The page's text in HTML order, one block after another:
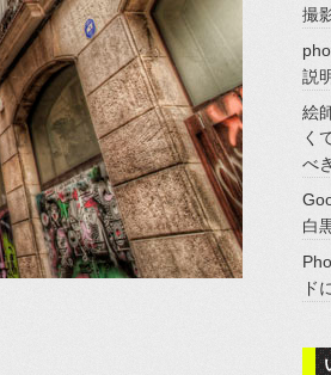
撮
説
絵
く
べき
白
ド